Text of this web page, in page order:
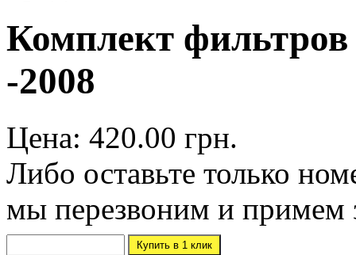
Комплект фильтров
-2008
Цена: 420.00 грн.
Либо оставьте только
мы перезвоним и примем